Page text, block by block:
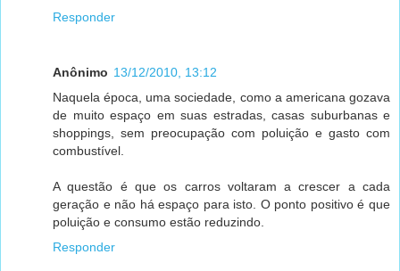
Responder
Anônimo 13/12/2010, 13:12
Naquela época, uma sociedade, como a americana gozava
de muito espaço em suas estradas, casas suburbanas e
shoppings, sem preocupação com poluição e gasto com
combustível.
A questão é que os carros voltaram a crescer a cada
geração e não há espaço para isto. O ponto positivo é que
poluição e consumo estão reduzindo.
Responder